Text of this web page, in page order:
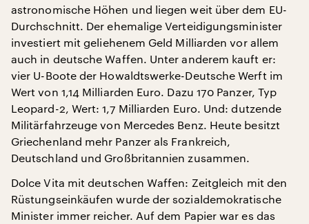
astronomische Höhen und liegen weit über dem EU-
Durchschnitt. Der ehemalige Verteidigungsminister
investiert mit geliehenem Geld Milliarden vor allem
auch in deutsche Waffen. Unter anderem kauft er:
vier U-Boote der Howaldtswerke-Deutsche Werft im
Wert von 1,14 Milliarden Euro. Dazu 170 Panzer, Typ
Leopard-2, Wert: 1,7 Milliarden Euro. Und: dutzende
Militärfahrzeuge von Mercedes Benz. Heute besitzt
Griechenland mehr Panzer als Frankreich,
Deutschland und Großbritannien zusammen.
Dolce Vita mit deutschen Waffen: Zeitgleich mit den
Rüstungseinkäufen wurde der sozialdemokratische
Minister immer reicher. Auf dem Papier war es das